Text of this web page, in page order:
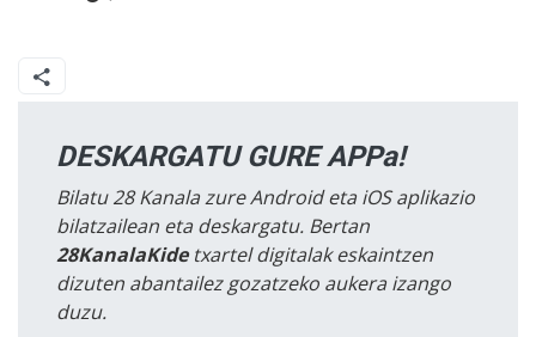
DESKARGATU GURE APPa!
Bilatu 28 Kanala zure Android eta iOS aplikazio
bilatzailean eta deskargatu. Bertan
28KanalaKidetxartel digitalak eskaintzen
dizuten abantailez gozatzeko aukera izango
duzu.